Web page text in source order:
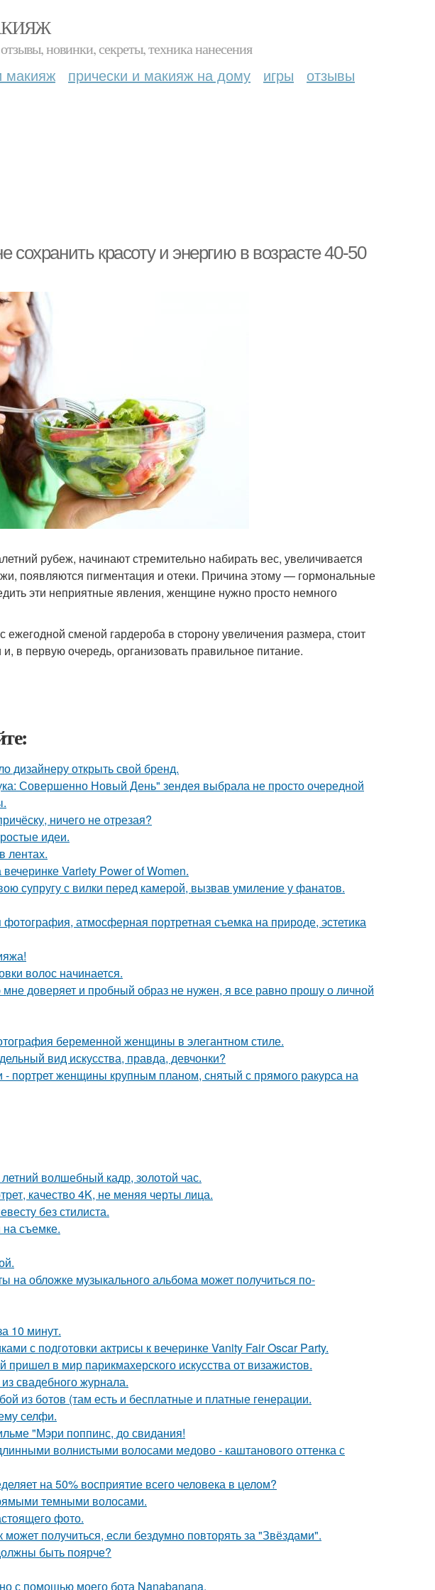
новинки, секреты, техника нанесения
макияж прически и макияж на дому игры отзывы
красоту и энергию в возрасте 40-50
рубеж, начинают стремительно набирать вес, увеличивается
появляются пигментация и отеки. Причина этому — гормональные
эти неприятные явления, женщине нужно просто немного
сменой гардероба в сторону увеличения размера, стоит
в первую очередь, организовать правильное питание.
дизайнеру открыть свой бренд.
Совершенно Новый День" зендея выбрала не просто очередной
ничего не отрезая?
идеи.
лентах.
Variety Power of Women.
супругу с вилки перед камерой, вызвав умиление у фанатов.
атмосферная портретная съемка на природе, эстетика
волос начинается.
доверяет и пробный образ не нужен, я все равно прошу о личной
беременной женщины в элегантном стиле.
вид искусства, правда, девчонки?
женщины крупным планом, снятый с прямого ракурса на
волшебный кадр, золотой час.
качество 4K, не меняя черты лица.
без стилиста.
на съемке.
на обложке музыкального альбома может получиться по-
10 минут.
с подготовки актрисы к вечеринке Vanity Fair Oscar Party.
пришел в мир парикмахерского искусства от визажистов.
свадебного журнала.
из ботов (там есть и бесплатные и платные генерации.
селфи.
"Мэри поппинс, до свидания!
волнистыми волосами медово - каштанового оттенка с
на 50% восприятие всего человека в целом?
темными волосами.
фото.
получиться, если бездумно повторять за "Звёздами".
быть поярче?
с помощью моего бота Nanabanana.